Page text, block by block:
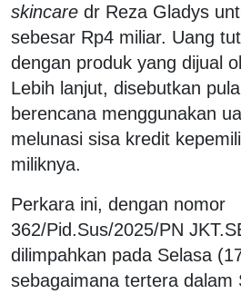
skincare dr Reza Gladys
sebesar Rp4 miliar. Uang
dengan produk yang dijual
Lebih lanjut, disebutkan
berencana menggunakan
melunasi sisa kredit
miliknya.
Perkara ini, dengan nomor
362/Pid.Sus/2025/PN
dilimpahkan pada Selasa
sebagaimana tertera dalam